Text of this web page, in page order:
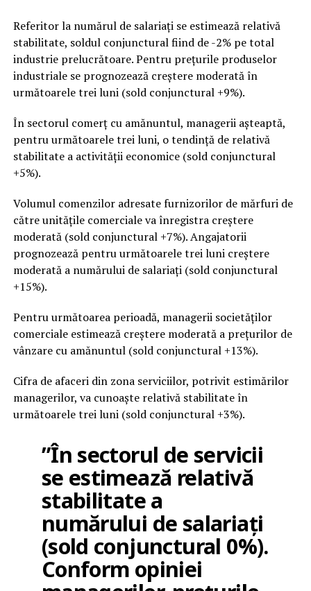
Referitor la numărul de salariaţi se estimează relativă
stabilitate, soldul conjunctural fiind de -2% pe total
industrie prelucrătoare. Pentru preţurile produselor
industriale se prognozează creştere moderată în
următoarele trei luni (sold conjunctural +9%).
În sectorul comerţ cu amănuntul, managerii aşteaptă,
pentru următoarele trei luni, o tendinţă de relativă
stabilitate a activităţii economice (sold conjunctural
+5%).
Volumul comenzilor adresate furnizorilor de mărfuri de
către unităţile comerciale va înregistra creştere
moderată (sold conjunctural +7%). Angajatorii
prognozează pentru următoarele trei luni creştere
moderată a numărului de salariaţi (sold conjunctural
+15%).
Pentru următoarea perioadă, managerii societăţilor
comerciale estimează creştere moderată a preţurilor de
vânzare cu amănuntul (sold conjunctural +13%).
Cifra de afaceri din zona serviciilor, potrivit estimărilor
managerilor, va cunoaşte relativă stabilitate în
următoarele trei luni (sold conjunctural +3%).
”În sectorul de servicii
se estimează relativă
stabilitate a
numărului de salariaţi
(sold conjunctural 0%).
Conform opiniei